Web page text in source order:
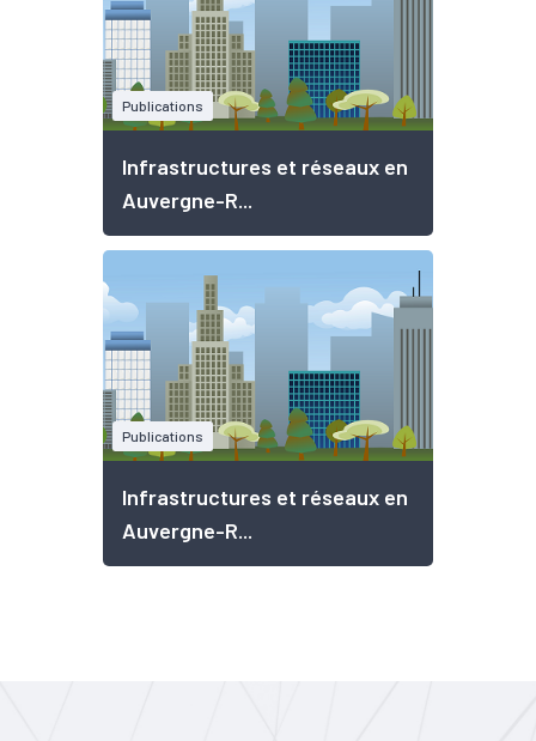
Publications
Infrastructures et réseaux en
Auvergne-R...
Publications
Infrastructures et réseaux en
Auvergne-R...